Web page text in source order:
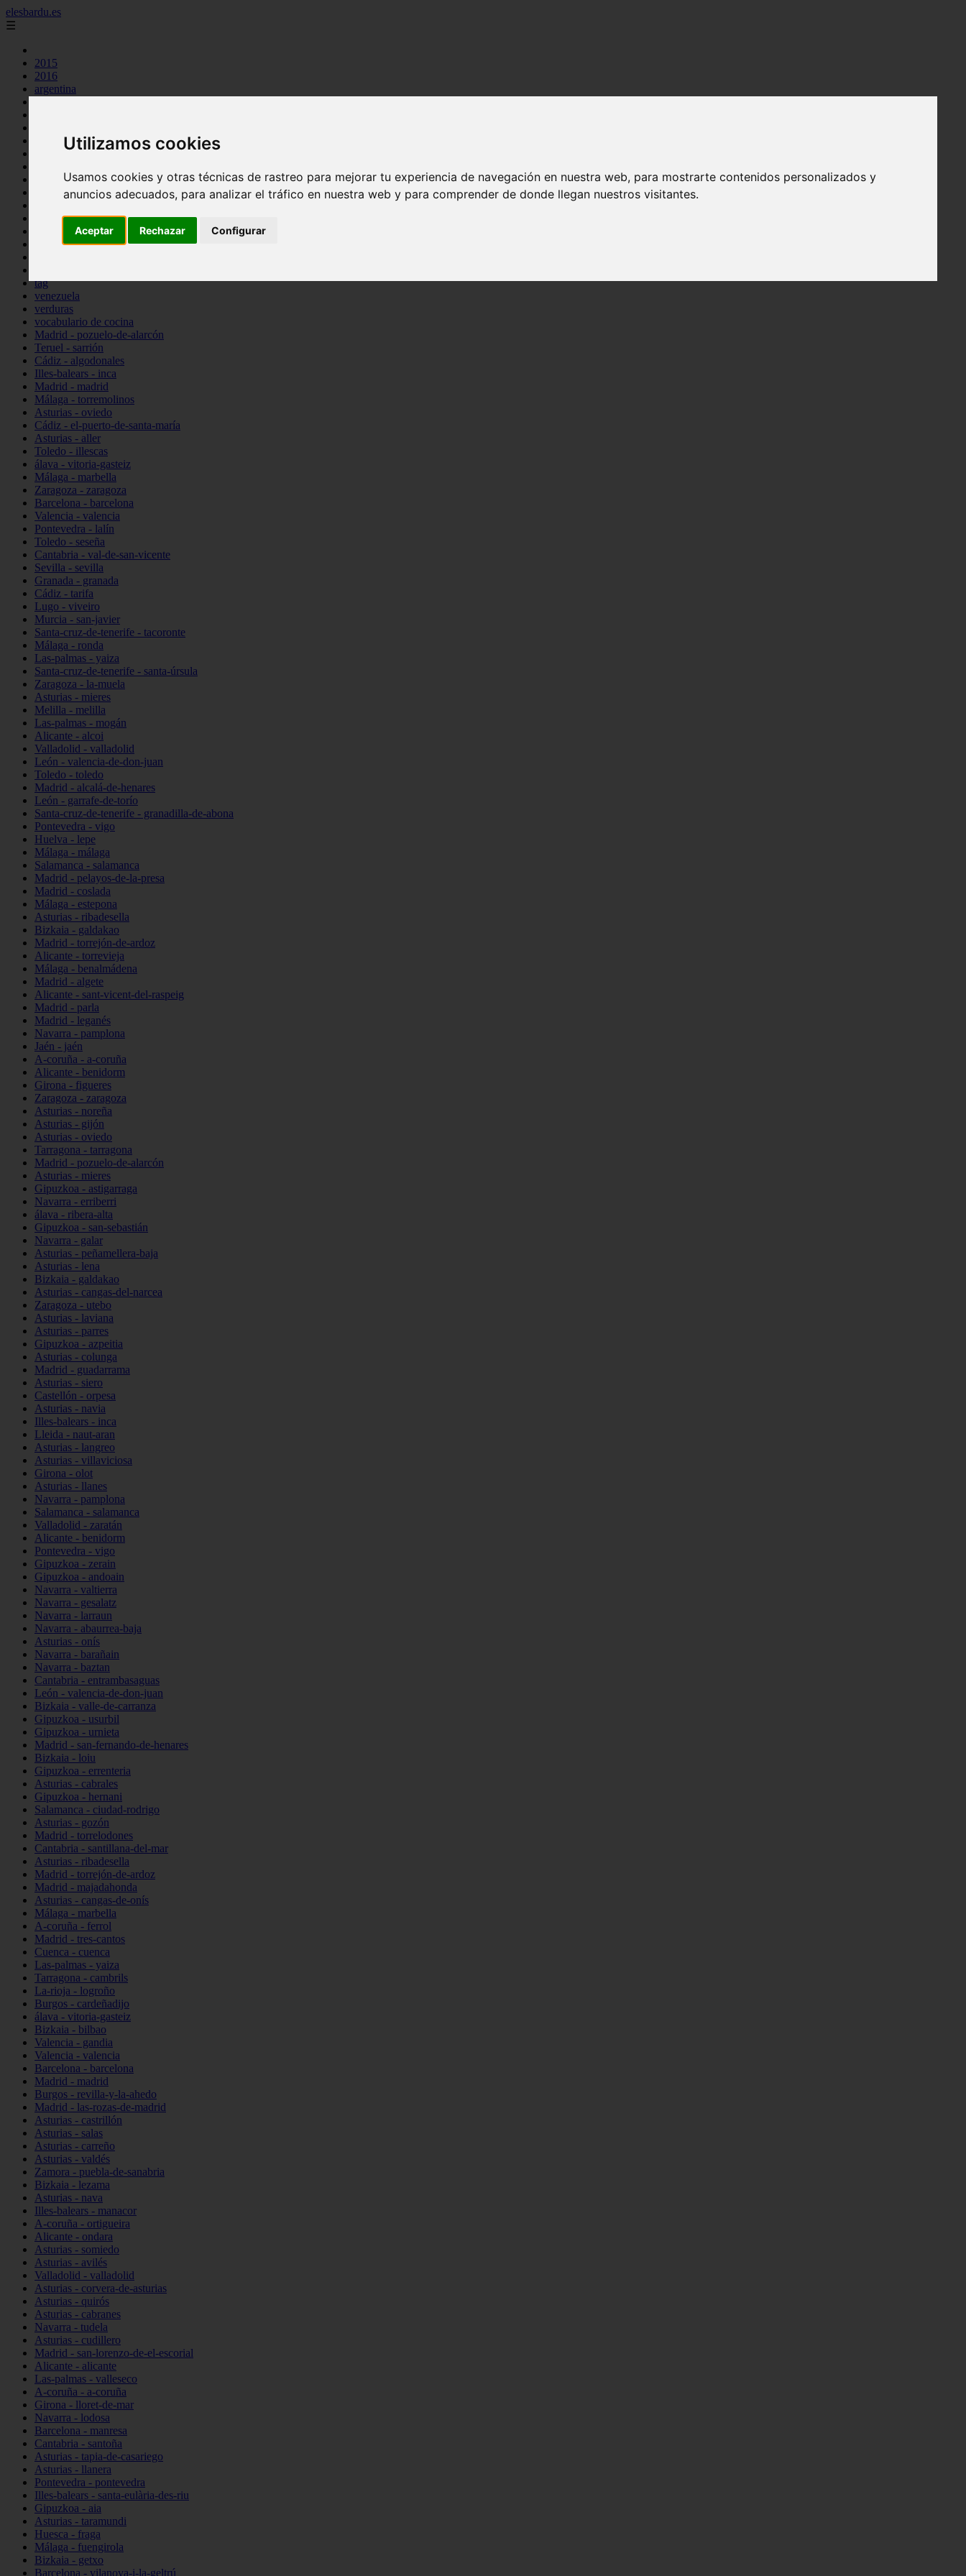
Utilizamos cookies
Usamos cookies y otras técnicas de rastreo para mejorar tu experiencia de navegación en nuestra web, para mostrarte contenidos personalizados y
anuncios adecuados, para analizar el tráfico en nuestra web y para comprender de donde llegan nuestros visitantes.
Aceptar Rechazar Configurar
elesbardu.es
☰
2015
2016
argentina
cocina casera
comidas
huevos
mariscos
postres
tag
venezuela
verduras
vocabulario de cocina
Madrid - pozuelo-de-alarcón
Teruel - sarrión
Cádiz - algodonales
Illes-balears - inca
Madrid - madrid
Málaga - torremolinos
Asturias - oviedo
Cádiz - el-puerto-de-santa-maría
Asturias - aller
Toledo - illescas
álava - vitoria-gasteiz
Málaga - marbella
Zaragoza - zaragoza
Barcelona - barcelona
Valencia - valencia
Pontevedra - lalín
Toledo - seseña
Cantabria - val-de-san-vicente
Sevilla - sevilla
Granada - granada
Cádiz - tarifa
Lugo - viveiro
Murcia - san-javier
Santa-cruz-de-tenerife - tacoronte
Málaga - ronda
Las-palmas - yaiza
Santa-cruz-de-tenerife - santa-úrsula
Zaragoza - la-muela
Asturias - mieres
Melilla - melilla
Las-palmas - mogán
Alicante - alcoi
Valladolid - valladolid
León - valencia-de-don-juan
Toledo - toledo
Madrid - alcalá-de-henares
León - garrafe-de-torío
Santa-cruz-de-tenerife - granadilla-de-abona
Pontevedra - vigo
Huelva - lepe
Málaga - málaga
Salamanca - salamanca
Madrid - pelayos-de-la-presa
Madrid - coslada
Málaga - estepona
Asturias - ribadesella
Bizkaia - galdakao
Madrid - torrejón-de-ardoz
Alicante - torrevieja
Málaga - benalmádena
Madrid - algete
Alicante - sant-vicent-del-raspeig
Madrid - parla
Madrid - leganés
Navarra - pamplona
Jaén - jaén
A-coruña - a-coruña
Alicante - benidorm
Girona - figueres
Zaragoza - zaragoza
Asturias - noreña
Asturias - gijón
Asturias - oviedo
Tarragona - tarragona
Madrid - pozuelo-de-alarcón
Asturias - mieres
Gipuzkoa - astigarraga
Navarra - erriberri
álava - ribera-alta
Gipuzkoa - san-sebastián
Navarra - galar
Asturias - peñamellera-baja
Asturias - lena
Bizkaia - galdakao
Asturias - cangas-del-narcea
Zaragoza - utebo
Asturias - laviana
Asturias - parres
Gipuzkoa - azpeitia
Asturias - colunga
Madrid - guadarrama
Asturias - siero
Castellón - orpesa
Asturias - navia
Illes-balears - inca
Lleida - naut-aran
Asturias - langreo
Asturias - villaviciosa
Girona - olot
Asturias - llanes
Navarra - pamplona
Salamanca - salamanca
Valladolid - zaratán
Alicante - benidorm
Pontevedra - vigo
Gipuzkoa - zerain
Gipuzkoa - andoain
Navarra - valtierra
Navarra - gesalatz
Navarra - larraun
Navarra - abaurrea-baja
Asturias - onís
Navarra - barañain
Navarra - baztan
Cantabria - entrambasaguas
León - valencia-de-don-juan
Bizkaia - valle-de-carranza
Gipuzkoa - usurbil
Gipuzkoa - urnieta
Madrid - san-fernando-de-henares
Bizkaia - loiu
Gipuzkoa - errenteria
Asturias - cabrales
Gipuzkoa - hernani
Salamanca - ciudad-rodrigo
Asturias - gozón
Madrid - torrelodones
Cantabria - santillana-del-mar
Asturias - ribadesella
Madrid - torrejón-de-ardoz
Madrid - majadahonda
Asturias - cangas-de-onís
Málaga - marbella
A-coruña - ferrol
Madrid - tres-cantos
Cuenca - cuenca
Las-palmas - yaiza
Tarragona - cambrils
La-rioja - logroño
Burgos - cardeñadijo
álava - vitoria-gasteiz
Bizkaia - bilbao
Valencia - gandia
Valencia - valencia
Barcelona - barcelona
Madrid - madrid
Burgos - revilla-y-la-ahedo
Madrid - las-rozas-de-madrid
Asturias - castrillón
Asturias - salas
Asturias - carreño
Asturias - valdés
Zamora - puebla-de-sanabria
Bizkaia - lezama
Asturias - nava
Illes-balears - manacor
A-coruña - ortigueira
Alicante - ondara
Asturias - somiedo
Asturias - avilés
Valladolid - valladolid
Asturias - corvera-de-asturias
Asturias - quirós
Asturias - cabranes
Navarra - tudela
Asturias - cudillero
Madrid - san-lorenzo-de-el-escorial
Alicante - alicante
Las-palmas - valleseco
A-coruña - a-coruña
Girona - lloret-de-mar
Navarra - lodosa
Barcelona - manresa
Cantabria - santoña
Asturias - tapia-de-casariego
Asturias - llanera
Pontevedra - pontevedra
Illes-balears - santa-eulària-des-riu
Gipuzkoa - aia
Asturias - taramundi
Huesca - fraga
Málaga - fuengirola
Bizkaia - getxo
Barcelona - vilanova-i-la-geltrú